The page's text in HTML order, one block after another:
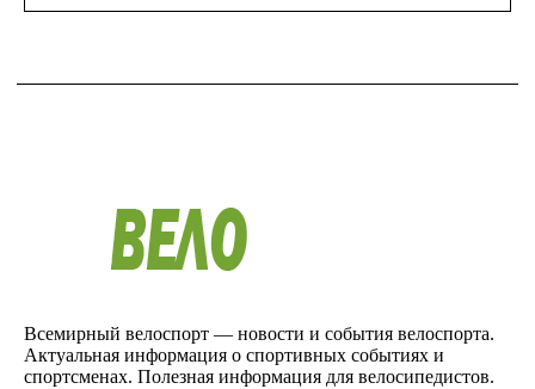
Всемирный велоспорт — новости и события велоспорта.
Актуальная информация о спортивных событиях и
спортсменах. Полезная информация для велосипедистов.